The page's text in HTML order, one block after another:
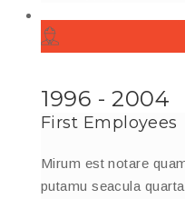
1996 - 2004
First Employees
Mirum est notare
putamu seacula